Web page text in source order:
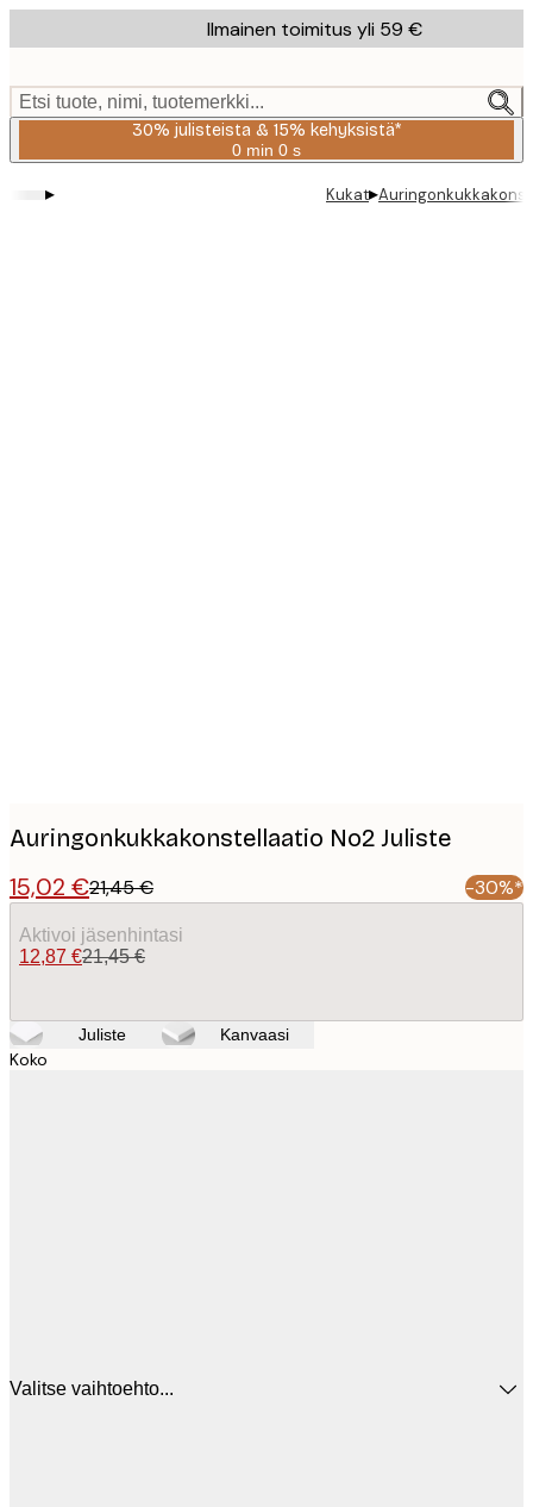
to
content.
Ilmainen toimitus yli 59 €
Etsi tuote, nimi, tuotemerkki...
30% julisteista & 15% kehyksistä*
0 min 0 s
Voimassa
▸ Kukat▸
Auringonkukkakonstellaatio No2 Juliste
15,02 €21,45 € -30%*
Aktivoi jäsenhintasi
12,87 €21,45 €
Juliste Kanvaasi
Koko
Valitse vaihtoehto...